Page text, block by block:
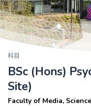
科目
BSc (Hons)
Site)
Faculty of Media,